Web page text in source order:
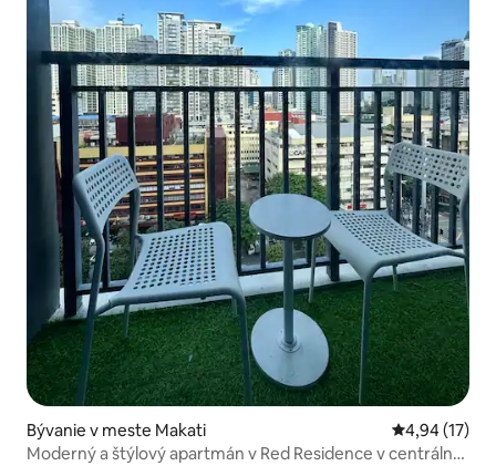
Bývanie v meste Makati Priemerné
4,94 (17)
Moderný a štýlový apartmán v Red Residence v centrálnej